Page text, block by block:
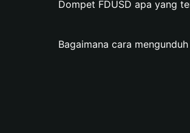
Dompet FDUSD apa yang
Bagaimana cara